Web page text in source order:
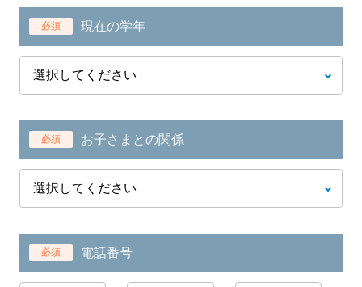
必須 現在の学年
必須 お子さまとの関係
必須 電話番号